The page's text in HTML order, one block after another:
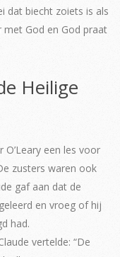
dat biecht zoiets is als
God en God praat
Heilige
een les voor
zusters waren ook
gaf aan dat de
en vroeg of hij
had.
vertelde: “De